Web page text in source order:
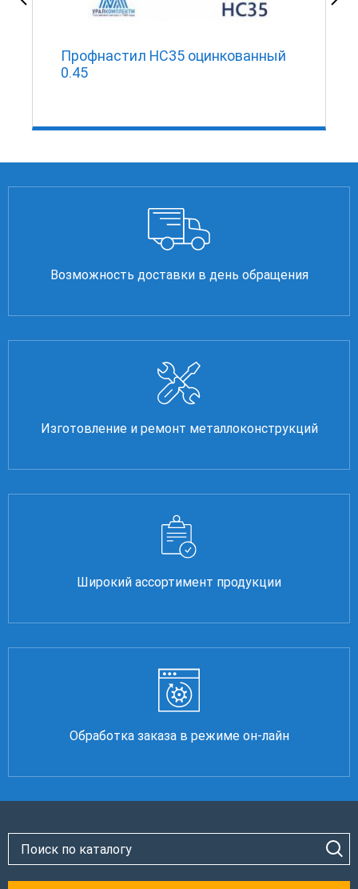
Профнастил НС35 оцинкованный
0.45
Возможность доставки в день обращения
Изготовление и ремонт металлоконструкций
Широкий ассортимент продукции
Обработка заказа в режиме он-лайн